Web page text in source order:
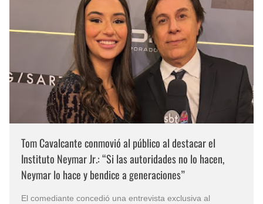
Tom Cavalcante conmovió al público al destacar el
Instituto Neymar Jr.: “Si las autoridades no lo hacen,
Neymar lo hace y bendice a generaciones”
El comediante concedió una entrevista exclusiva al